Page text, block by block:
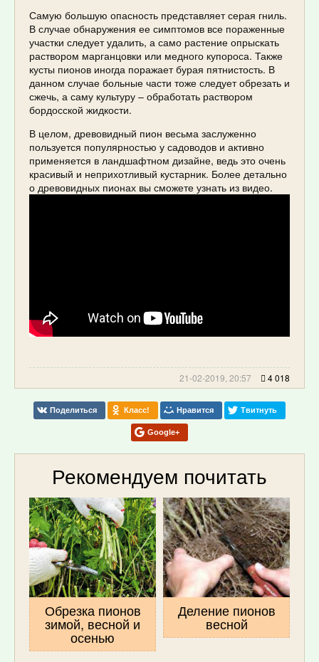
Самую большую опасность представляет серая гниль.
В случае обнаружения ее симптомов все пораженные
участки следует удалить, а само растение опрыскать
раствором марганцовки или медного купороса. Также
кусты пионов иногда поражает бурая пятнистость. В
данном случае больные части тоже следует обрезать и
сжечь, а саму культуру – обработать раствором
бордосской жидкости.
В целом, древовидный пион весьма заслуженно
пользуется популярностью у садоводов и активно
применяется в ландшафтном дизайне, ведь это очень
красивый и неприхотливый кустарник. Более детально
о древовидных пионах вы сможете узнать из видео.
21-02-2019, 20:57 4 018
Поделиться Класс! Нравится Твитнуть
Google+
Рекомендуем почитать
Обрезка пионов
зимой, весной и
осенью
Деление пионов
весной